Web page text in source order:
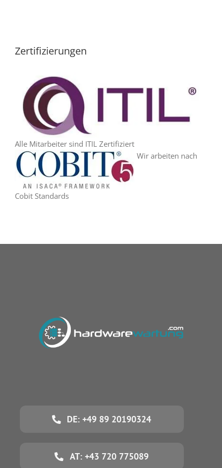
Zertifizierungen
Alle Mitarbeiter sind ITIL Zertifiziert
Wir arbeiten nach
Cobit Standards
DE: +49 89 20190324
AT: +43 720 775089